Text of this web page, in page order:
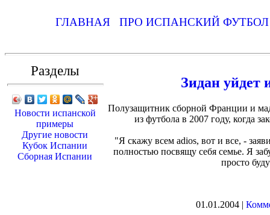
ГЛАВНАЯ ПРО ИСПАНСКИЙ
Разделы
Новости испанской
примеры
Другие новости
Кубок Испании
Сборная Испании
Зидан уйдет
Полузащитник сборной Франции и
из футбола в 2007 году, когда
"Я скажу всем adios, вот и все, -
полностью посвящу себя семье. Я
просто
01.01.2004 |